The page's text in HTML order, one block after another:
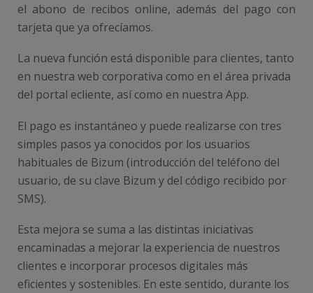
el abono de recibos online, además del pago con
tarjeta que ya ofrecíamos.
La nueva función está disponible para clientes, tanto
en nuestra web corporativa como en el área privada
del portal ecliente, así como en nuestra App.
El pago es instantáneo y puede realizarse con tres
simples pasos ya conocidos por los usuarios
habituales de Bizum (introducción del teléfono del
usuario, de su clave Bizum y del código recibido por
SMS).
Esta mejora se suma a las distintas iniciativas
encaminadas a mejorar la experiencia de nuestros
clientes e incorporar procesos digitales más
eficientes y sostenibles. En este sentido, durante los